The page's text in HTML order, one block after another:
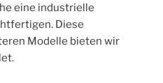
eine industrielle
Diese
Modelle bieten wir